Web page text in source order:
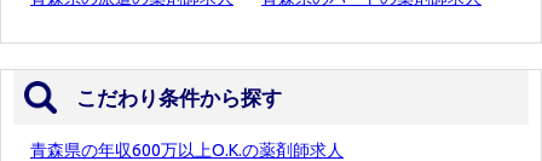
こだわり条件から探す
青森県の年収600万以上O.K.の薬剤師求人